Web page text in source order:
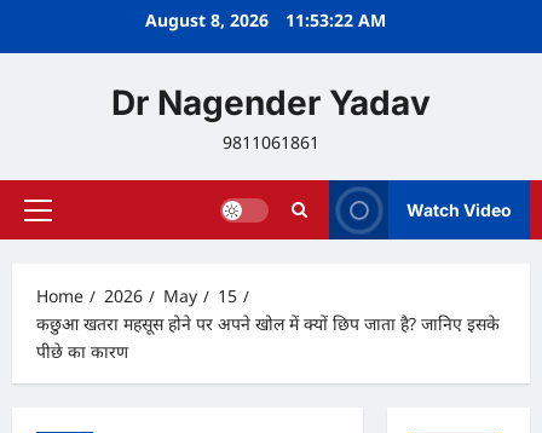
August 8, 2026 11:53:23 AM
Dr Nagender Yadav
9811061861
Primary
Watch Video
Home 2026 May
15
कछुआ खतरा महसूस होने पर अपने खोल में क्यों छिप जाता है? जानिए इसके
पीछे का कारण